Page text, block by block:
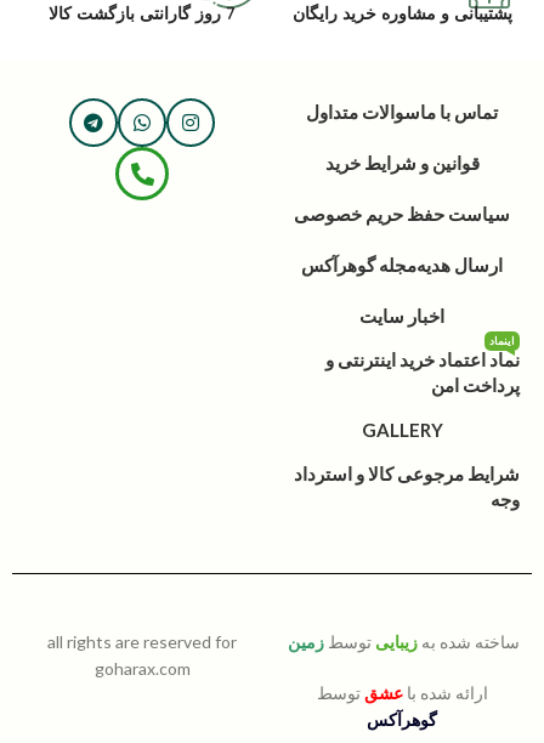
پشتیبانی و مشاوره خرید رایگان 7 روز گارانتی بازگشت کالا
تماس با ماسوالات متداول
قوانین و شرایط خرید
سیاست حفظ حریم خصوصی
ارسال هدیهمجله گوهرآکس
اخبار سایت
نماد اعتماد خرید اینترنتی و
پرداخت امن
اینماد
GALLERY
شرایط مرجوعی کالا و استرداد
وجه
ساخته شده به زیبایی توسط زمین
ارائه شده باعشق توسط
گوهرآکس
all rights are reserved for
goharax.com